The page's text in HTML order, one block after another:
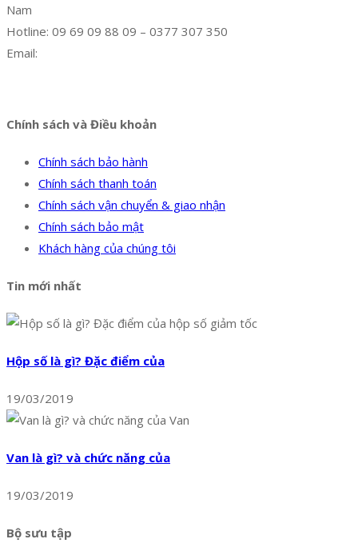
Nam
Hotline: 09 69 09 88 09 – 0377 307 350
Email:
Chính sách và Điều khoản
Chính sách bảo hành
Chính sách thanh toán
Chính sách vận chuyển & giao nhận
Chính sách bảo mật
Khách hàng của chúng tôi
Tin mới nhất
Hộp số là gì? Đặc điểm của
19/03/2019
Van là gì? và chức năng của
19/03/2019
Bộ sưu tập